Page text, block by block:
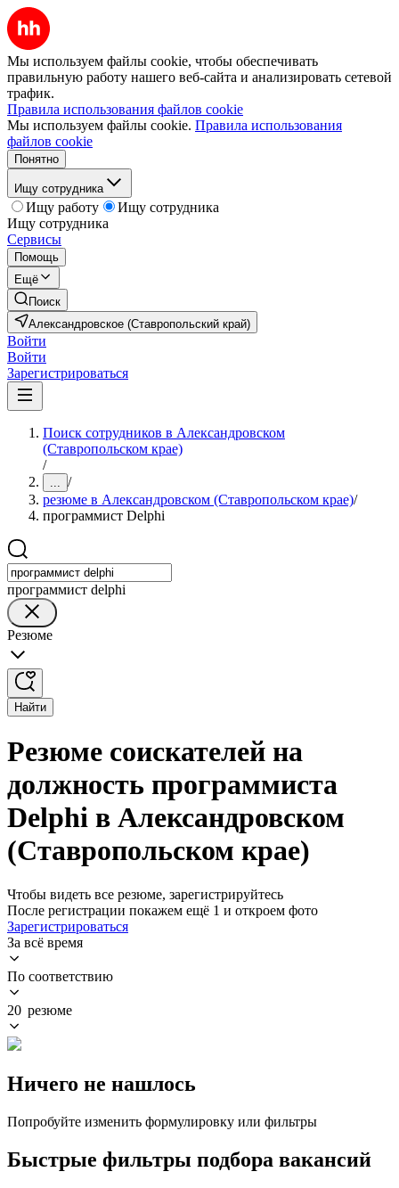
Мы используем файлы cookie, чтобы обеспечивать
правильную работу нашего веб-сайта и анализировать сетевой
трафик.
Правила использования файлов cookie
Мы используем файлы cookie. Правила использования
файлов cookie
Понятно
Ищу сотрудника
Ищу работу
Ищу сотрудника
Ищу сотрудника
Сервисы
Помощь
Ещё
Поиск
Александровское (Ставропольский край)
Войти
Войти
Зарегистрироваться
Поиск сотрудников в Александровском
(Ставропольском крае)
/
... /
резюме в Александровском (Ставропольском крае)/
программист Delphi
программист delphi
Резюме
Найти
Резюме соискателей на
должность программиста
Delphi в Александровском
(Ставропольском крае)
Чтобы видеть все резюме, зарегистрируйтесь
После регистрации покажем ещё 1 и откроем фото
Зарегистрироваться
За всё время
По соответствию
20 резюме
Ничего не нашлось
Попробуйте изменить формулировку или фильтры
Быстрые фильтры подбора вакансий